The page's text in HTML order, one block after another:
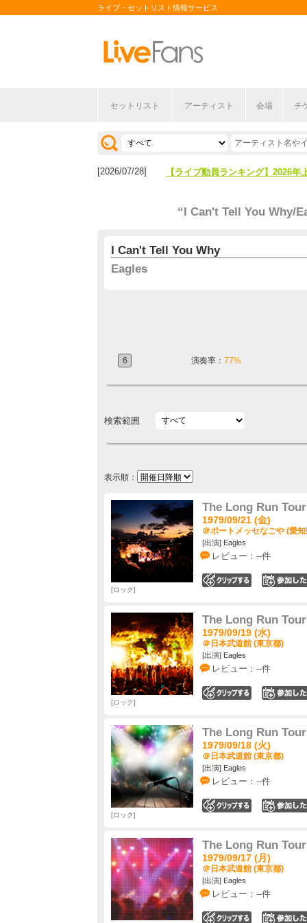
ライブ・セットリスト情報サービス
セットリスト アーティスト 会場 チ
[2026/04/27] 【フェス特集2026】フェス情報は
[2026/07/28] 【ライブ動員ランキング】2026年
“I Can't Tell You Why/
I Can't Tell You Why
Eagles
6 演奏率： 77%
検索範囲
表示順：
The Long Run Tour
1979/09/21 (金)
＠ポートメッセなごや (愛
[出演] Eagles
レビュー：--件
ロック
The Long Run Tour
1979/09/19 (水)
＠日本武道館 (東京都)
[出演] Eagles
レビュー：--件
ロック
The Long Run Tour
1979/09/18 (火)
＠日本武道館 (東京都)
[出演] Eagles
レビュー：--件
ロック
The Long Run Tour
1979/09/17 (月)
＠日本武道館 (東京都)
[出演] Eagles
レビュー：--件